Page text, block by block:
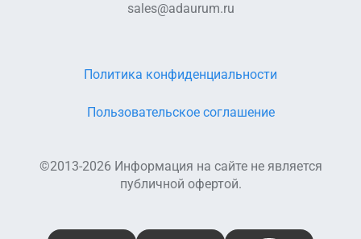
sales@adaurum.ru
©2013-2026 Информация на сайте не является
публичной офертой.
Пользовательское соглашение
Политика конфиденциальности